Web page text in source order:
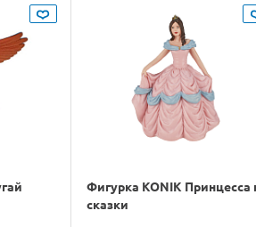
Фигурка KONIK Принцесса
сказки